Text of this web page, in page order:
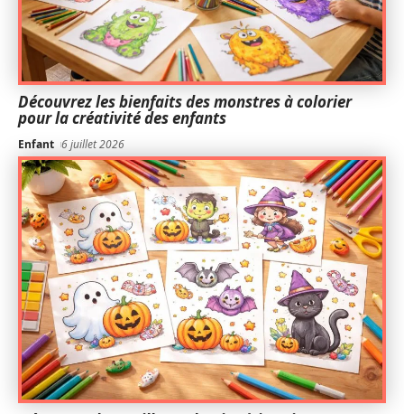
Découvrez les bienfaits des monstres à colorier
pour la créativité des enfants
Enfant 6 juillet 2026